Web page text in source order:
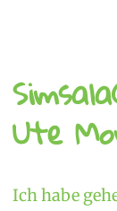
Ute
Ich habe